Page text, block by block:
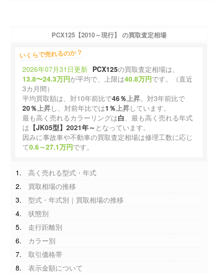
PCX125【2010～現行】 の買取査定相場
いくらで売れるのか？
2026年07月31日更新 PCX125の買取査定相場は、
13.8〜24.3万円が平均で、上限は40.8万円です。（直近
3カ月間）
平均買取額は、対10年前比で46％ 上昇。対3年前比で
20％ 上昇し、対前年比では1％ 上昇しています。
最も高く売れるカラーリングは白
、最も高く売れる年式
は 【JK05型】2021年～ となっています。
因みに事故車や不動車の買取査定相場は修理工数に応じ
て0.6～27.1万円です。
高く売れる型式・年式
買取相場の推移
型式・年式別｜買取相場の推移
状態別
走行距離別
カラー別
取引価格帯
表示金額について